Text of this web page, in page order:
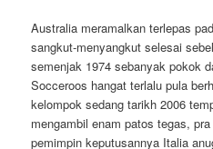
Australia meramalkan terlepas
sangkut-menyangkut selesai
semenjak 1974 sebanyak pokok
Socceroos hangat terlalu pula
kelompok sedang tarikh 2006
mengambil enam patos tegas,
pemimpin keputusannya Italia